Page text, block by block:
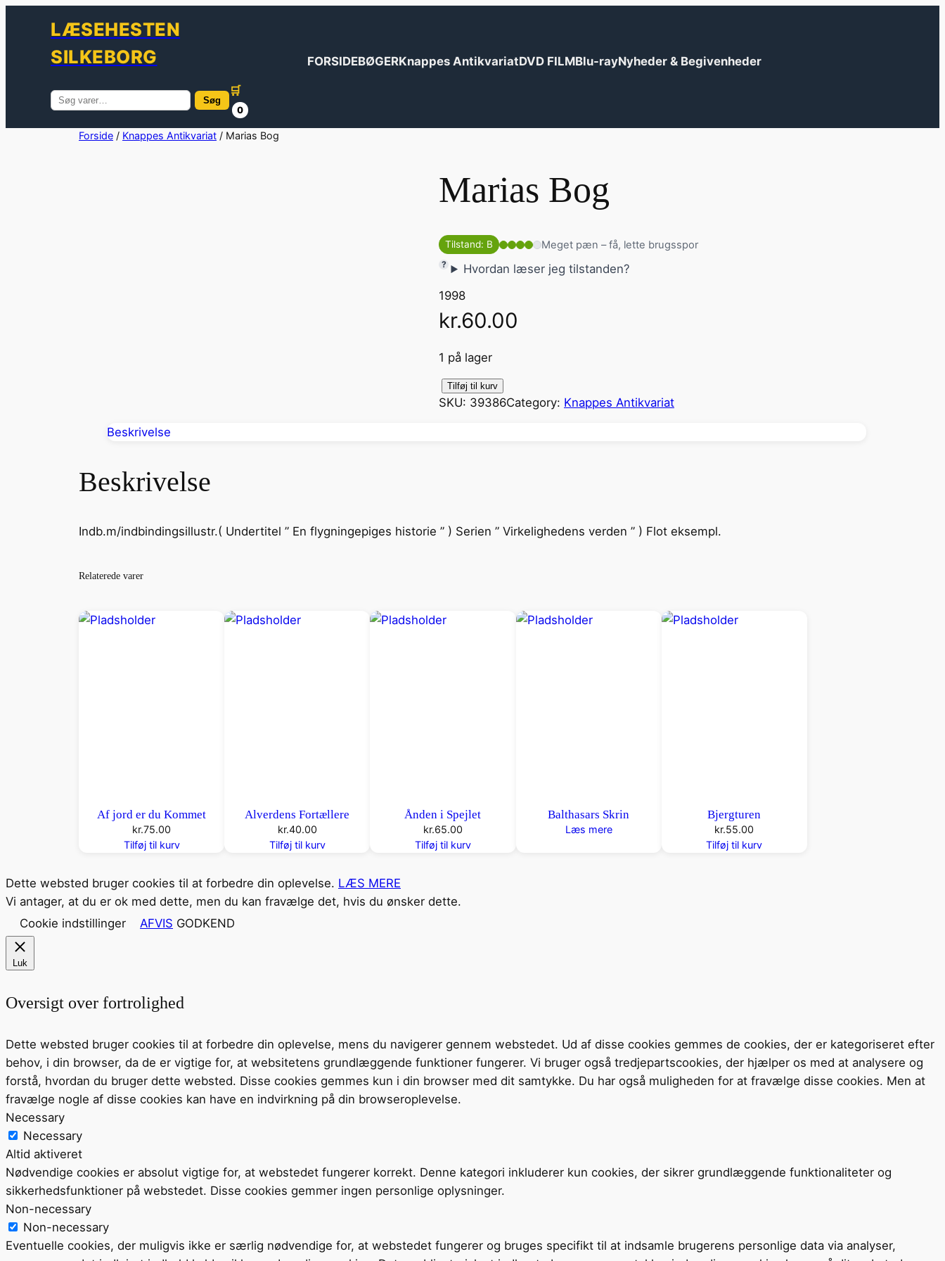
LÆSEHESTEN
SILKEBORG
FORSIDEBØGERKnappes AntikvariatDVD FILMBlu-rayNyheder & Begivenheder
Søg
efter:
Søg
🛒
0
Forside / Knappes Antikvariat / Marias Bog
Marias Bog
Tilstand: B Meget pæn – få, lette brugsspor
Hvordan læser jeg tilstanden?
1998
kr.60.00
1 på lager
M
a
g
l
Tilføj til kurv
SKU: 39386Category: Knappes Antikvariat
Beskrivelse
Beskrivelse
Indb.m/indbindingsillustr.( Undertitel ” En flygningepiges historie ” ) Serien ” Virkelighedens verden ” ) Flot eksempl.
Relaterede varer
Af jord er du Kommet
kr.75.00
Tilføj til kurv
Alverdens Fortællere
kr.40.00
Tilføj til kurv
Ånden i Spejlet
kr.65.00
Tilføj til kurv
Balthasars Skrin
Læs mere
Bjergturen
kr.55.00
Tilføj til kurv
Dette websted bruger cookies til at forbedre din oplevelse. LÆS MERE
Vi antager, at du er ok med dette, men du kan fravælge det, hvis du ønsker dette.
Cookie indstillinger
AFVIS GODKEND
Luk
Oversigt over fortrolighed
Dette websted bruger cookies til at forbedre din oplevelse, mens du navigerer gennem webstedet. Ud af disse cookies gemmes de cookies, der er kategoriseret efter
behov, i din browser, da de er vigtige for, at websitetens grundlæggende funktioner fungerer. Vi bruger også tredjepartscookies, der hjælper os med at analysere og
forstå, hvordan du bruger dette websted. Disse cookies gemmes kun i din browser med dit samtykke. Du har også muligheden for at fravælge disse cookies. Men at
fravælge nogle af disse cookies kan have en indvirkning på din browseroplevelse.
Necessary
Necessary
Altid aktiveret
Nødvendige cookies er absolut vigtige for, at webstedet fungerer korrekt. Denne kategori inkluderer kun cookies, der sikrer grundlæggende funktionaliteter og
sikkerhedsfunktioner på webstedet. Disse cookies gemmer ingen personlige oplysninger.
Non-necessary
Non-necessary
Eventuelle cookies, der muligvis ikke er særlig nødvendige for, at webstedet fungerer og bruges specifikt til at indsamle brugerens personlige data via analyser,